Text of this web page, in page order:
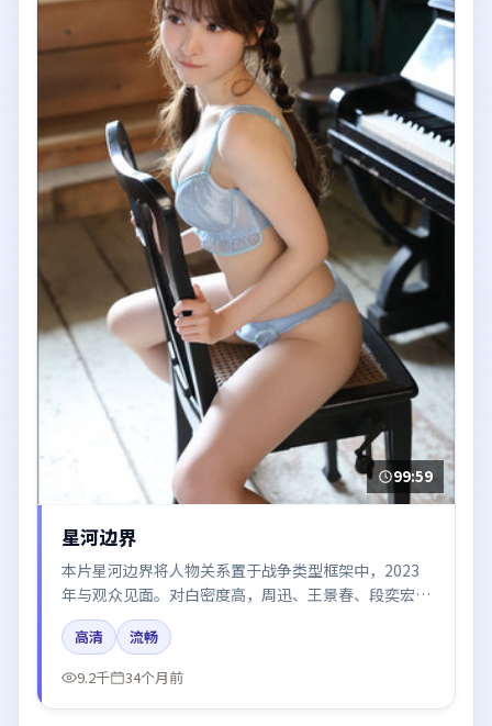
99:59
星河边界
本片星河边界将人物关系置于战争类型框架中，2023
年与观众见面。对白密度高，周迅、王景春、段奕宏、
赵丽颖、梁朝伟的台词节奏值得关注；整体气质偏美国
都市与冷色调摄影。
高清
流畅
9.2千
34个月前